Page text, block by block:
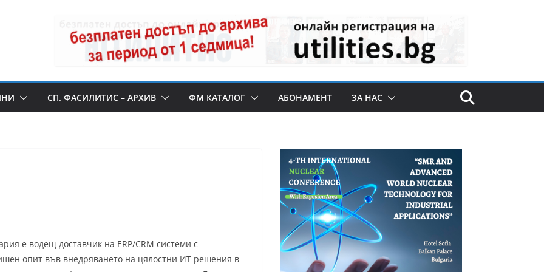
СП. ФАСИЛИТИС – АРХИВ ФМ КАТАЛОГ АБОНАМЕНТ ЗА НАС
е водещ доставчик на ERP/CRM системи с
опит във внедряването на цялостни ИТ решения в